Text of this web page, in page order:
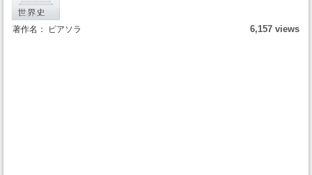
著作名： ピアソラ 6,157 views